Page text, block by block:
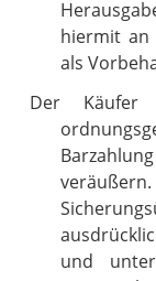
hiermit an
als
Der
und